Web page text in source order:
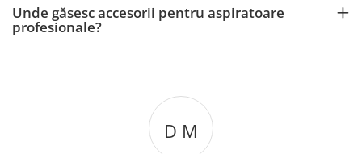
Unde găsesc accesorii pentru aspiratoare
profesionale?